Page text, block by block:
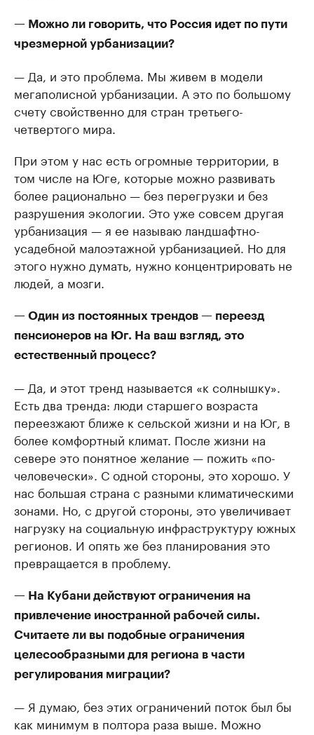
— Можно ли говорить, что Россия идет по пути
чрезмерной урбанизации?
— Да, и это проблема. Мы живем в модели
мегаполисной урбанизации. А это по большому
счету свойственно для стран третьего-
четвертого мира.
При этом у нас есть огромные территории, в
том числе на Юге, которые можно развивать
более рационально — без перегрузки и без
разрушения экологии. Это уже совсем другая
урбанизация — я ее называю ландшафтно-
усадебной малоэтажной урбанизацией. Но для
этого нужно думать, нужно концентрировать не
людей, а мозги.
— Один из постоянных трендов — переезд
пенсионеров на Юг. На ваш взгляд, это
естественный процесс?
— Да, и этот тренд называется «к солнышку».
Есть два тренда: люди старшего возраста
переезжают ближе к сельской жизни и на Юг, в
более комфортный климат. После жизни на
севере это понятное желание — пожить «по-
человечески». С одной стороны, это хорошо. У
нас большая страна с разными климатическими
зонами. Но, с другой стороны, это увеличивает
нагрузку на социальную инфраструктуру южных
регионов. И опять же без планирования это
превращается в проблему.
— На Кубани действуют ограничения на
привлечение иностранной рабочей силы.
Считаете ли вы подобные ограничения
целесообразными для региона в части
регулирования миграции?
— Я думаю, без этих ограничений поток был бы
как минимум в полтора раза выше. Можно